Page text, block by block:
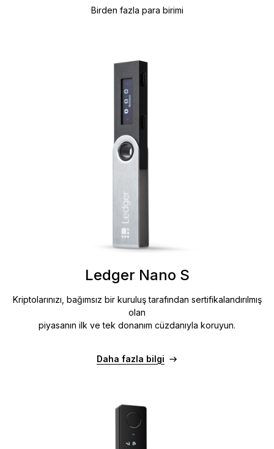
Birden fazla para birimi
Ledger Nano S
Kriptolarınızı, bağımsız bir kuruluş tarafından sertifikalandırılmış
olan
piyasanın ilk ve tek donanım cüzdanıyla koruyun.
Daha fazla bilgi